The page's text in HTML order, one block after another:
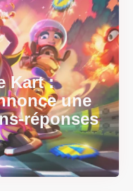
Kart :
une
réponses